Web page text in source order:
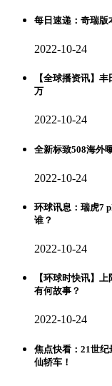
每日速递：奇瑞版
2022-10-24
【全球播资讯】
万
2022-10-24
全新标致508海外
2022-10-24
环球讯息：瑞虎7
谁？
2022-10-24
【环球时快讯】
有何故事？
2022-10-24
焦点快看：21世
仙轿车！